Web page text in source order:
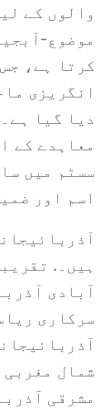
والوں کے
موضوع-
کرتا ہے،
انگریزی
دیا گیا
معاہدے کے
سسٹم میں
اسم اور
آبادی
شمال مغربی
مشرقی